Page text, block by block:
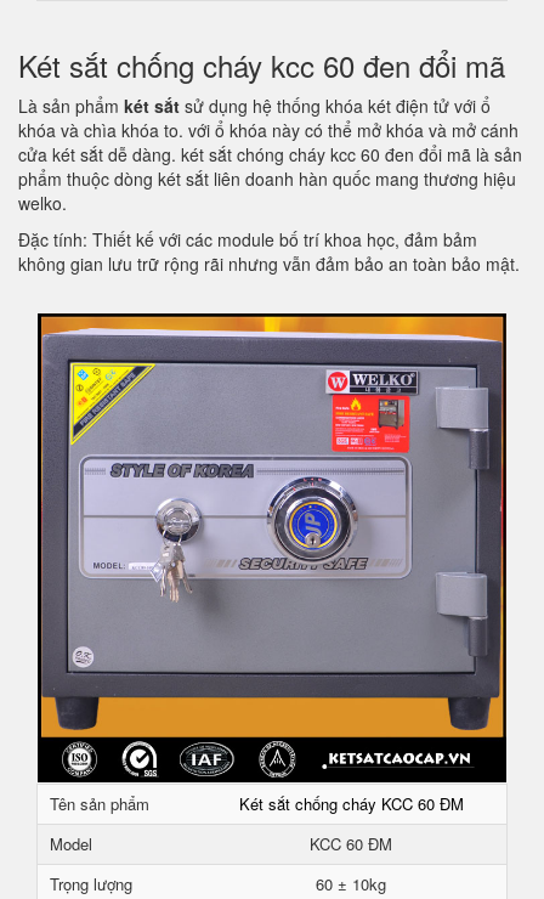
Két sắt chống cháy kcc 60 đen đổi mã
Là sản phẩm két sắt sử dụng hệ thống khóa két điện tử với ổ
khóa và chìa khóa to. với ổ khóa này có thể mở khóa và mở cánh
cửa két sắt dễ dàng. két sắt chóng cháy kcc 60 đen đổi mã là sản
phẩm thuộc dòng két sắt liên doanh hàn quốc mang thương hiệu
welko.
Đặc tính: Thiết kế với các module bố trí khoa học, đảm bảm
không gian lưu trữ rộng rãi nhưng vẫn đảm bảo an toàn bảo mật.
Tên sản phẩm
Két sắt chống cháy KCC 60 ĐM
Model
KCC 60 ĐM
Trọng lượng
60 ± 10kg